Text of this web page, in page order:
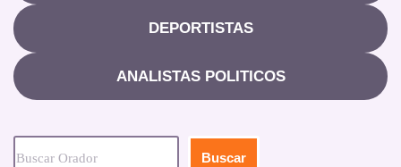
DEPORTISTAS
ANALISTAS POLITICOS
Buscar